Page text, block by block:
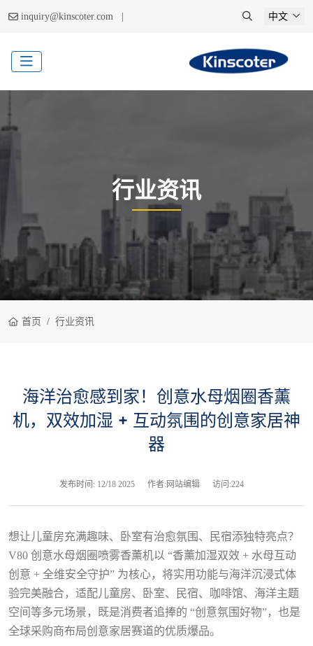
inquiry@kinscoter.com | 中文
行业资讯
首页 行业资讯
海洋治愈感到家！创意水母烟圈香薰
机，双效加湿 + 互动氛围的创意家居神
器
发布时间: 12/18 2025 作者:网站编辑 访问:224
想让儿童房充满趣味、卧室有治愈氛围、民宿添独特亮点？
V80 创意水母烟圈喷雾香薰机以 “香薰加湿双效 + 水母互动
创意 + 全维安全守护” 为核心，将实用功能与海洋沉浸式体
验完美融合，适配儿童房、卧室、民宿、咖啡馆、海洋主题
空间等多元场景，既是消费者追捧的 “创意氛围好物”，也是
全球采购商布局创意家居赛道的优质爆品。